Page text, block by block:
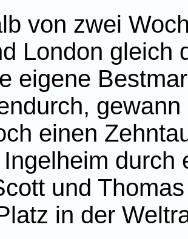
von zwei
London gleich
eigene
einen
durch
und
in der